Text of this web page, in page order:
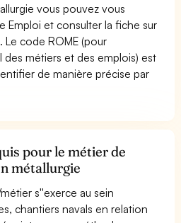
vous pouvez vous
Emploi et consulter la fiche sur
. Le code ROME (pour
métiers et des emplois) est
de manière précise par
pour le métier de
métallurgie
s''exerce au sein
chantiers navals en relation